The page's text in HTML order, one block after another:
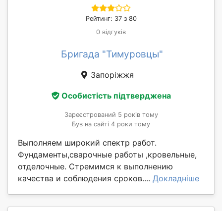
Рейтинг: 37 з 80
0 відгуків
Бригада "Тимуровцы"
Запоріжжя
Особистість підтверджена
Зареєстрований 5 років тому
Був на сайті 4 роки тому
Выполняем широкий спектр работ.
Фундаменты,сварочные работы ,кровельные,
отделочные. Стремимся к выполнению
качества и соблюдения сроков.... Докладніше